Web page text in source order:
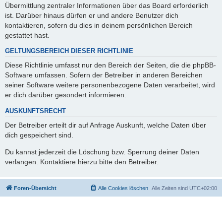
Übermittlung zentraler Informationen über das Board erforderlich
ist. Darüber hinaus dürfen er und andere Benutzer dich
kontaktieren, sofern du dies in deinem persönlichen Bereich
gestattet hast.
GELTUNGSBEREICH DIESER RICHTLINIE
Diese Richtlinie umfasst nur den Bereich der Seiten, die die phpBB-
Software umfassen. Sofern der Betreiber in anderen Bereichen
seiner Software weitere personenbezogene Daten verarbeitet, wird
er dich darüber gesondert informieren.
AUSKUNFTSRECHT
Der Betreiber erteilt dir auf Anfrage Auskunft, welche Daten über
dich gespeichert sind.
Du kannst jederzeit die Löschung bzw. Sperrung deiner Daten
verlangen. Kontaktiere hierzu bitte den Betreiber.
Foren-Übersicht Alle Zeiten sind UTC+02:00
Alle Cookies löschen